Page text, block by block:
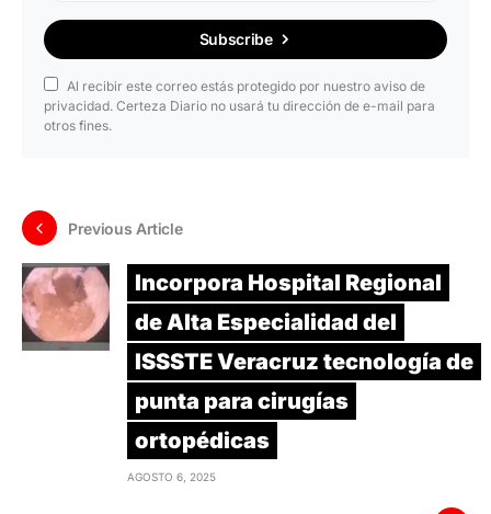
Subscribe
Al recibir este correo estás protegido por nuestro aviso de
privacidad. Certeza Diario no usará tu dirección de e-mail para
otros fines.
Previous Article
Incorpora Hospital Regional
de Alta Especialidad del
ISSSTE Veracruz tecnología de
punta para cirugías
ortopédicas
AGOSTO 6, 2025